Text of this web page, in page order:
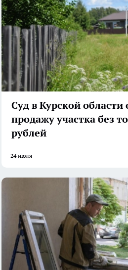
Суд в Курской
продажу участка без
рублей
24 июля